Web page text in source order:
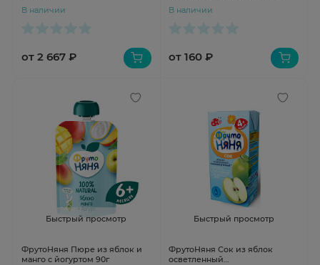
В наличии
от 2 667 ₽
В наличии
от 160 ₽
Быстрый просмотр
ФрутоНяня Пюре из яблок и
манго с йогуртом 90г
Быстрый просмотр
ФрутоНяня Сок из яблок
осветленный